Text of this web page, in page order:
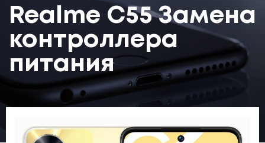
Realme C55 Замена
контроллера
питания